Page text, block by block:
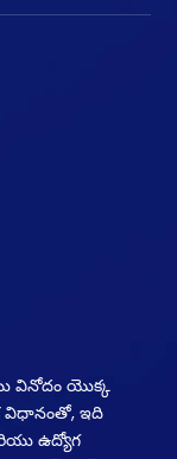
వినోదం యొక్క
విధానంతో, ఇది
ఉద్యోగ